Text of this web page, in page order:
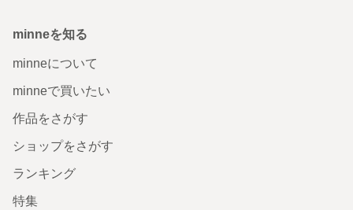
minneを知る
minneについて
minneで買いたい
作品をさがす
ショップをさがす
ランキング
特集